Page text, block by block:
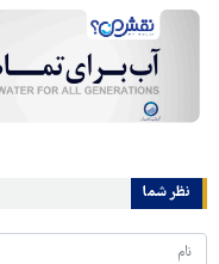
نظر شما